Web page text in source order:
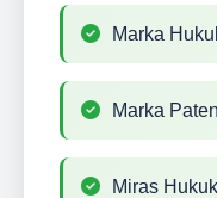
Marka
Marka
Miras